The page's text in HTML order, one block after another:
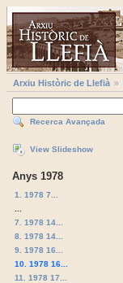
Arxiu Històric de Llefià
Recerca Avançada
View Slideshow
Anys 1978
1. 1978 7...
7. 1978 14...
8. 1978 14...
9. 1978 16...
10. 1978 16...
11. 1978 17...